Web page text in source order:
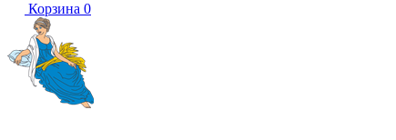
Корзина 0